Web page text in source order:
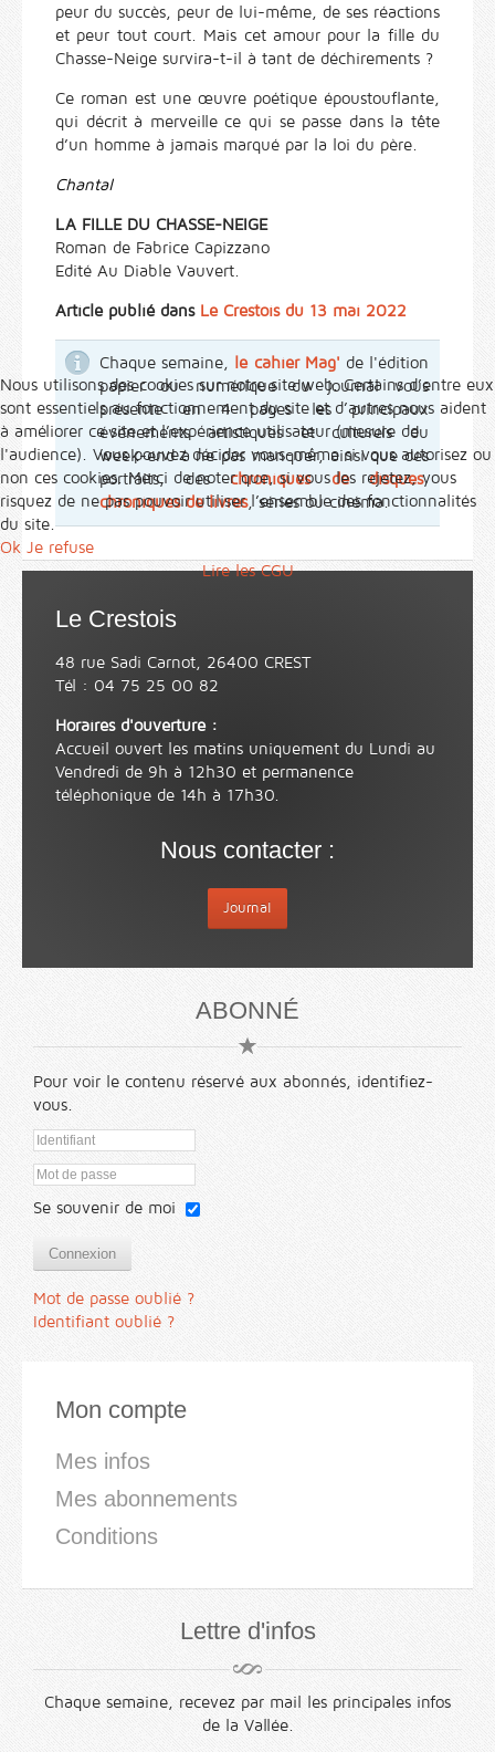
peur du succès, peur de lui-même, de ses réactions
et peur tout court. Mais cet amour pour la fille du
Chasse-Neige survira-t-il à tant de déchirements ?
Ce roman est une œuvre poétique époustouflante,
qui décrit à merveille ce qui se passe dans la tête
d’un homme à jamais marqué par la loi du père.
Chantal
LA FILLE DU CHASSE-NEIGE
Roman de Fabrice Capizzano
Edité Au Diable Vauvert.
Article publié dans Le Crestois du 13 mai 2022
Chaque semaine, le cahier Mag' de l'édition
papier ou numérique du journal vous
présente en 4 pages les principaux
événements artistiques et culturels du
week-end à ne pas manquer, ainsi que des
portraits, deschroniques de disques,
chroniques de livres, séries ou cinéma.
Le Crestois
48 rue Sadi Carnot, 26400 CREST
Tél : 04 75 25 00 82
Horaires d'ouverture :
Accueil ouvert les matins uniquement du Lundi au
Vendredi de 9h à 12h30 et permanence
téléphonique de 14h à 17h30.
Nous contacter :
Journal
ABONNÉ
Pour voir le contenu réservé aux abonnés, identifiez-
vous.
Se souvenir de moi
Connexion
Mot de passe oublié ?
Identifiant oublié ?
Mon compte
Mes infos
Mes abonnements
Conditions
Lettre d'infos
Chaque semaine, recevez par mail les principales infos
de la Vallée.
Nous utilisons des cookies sur notre site web. Certains d’entre eux
sont essentiels au fonctionnement du site et d’autres nous aident
à améliorer ce site et l’expérience utilisateur (mesure de
l'audience). Vous pouvez décider vous-même si vous autorisez ou
non ces cookies. Merci de noter que, si vous les rejetez, vous
risquez de ne pas pouvoir utiliser l’ensemble des fonctionnalités
du site.
Ok Je refuse
Lire les CGU